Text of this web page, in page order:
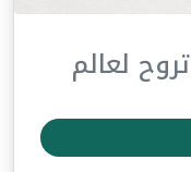
جائزة نوبل للطب 2022 تروح لعالم